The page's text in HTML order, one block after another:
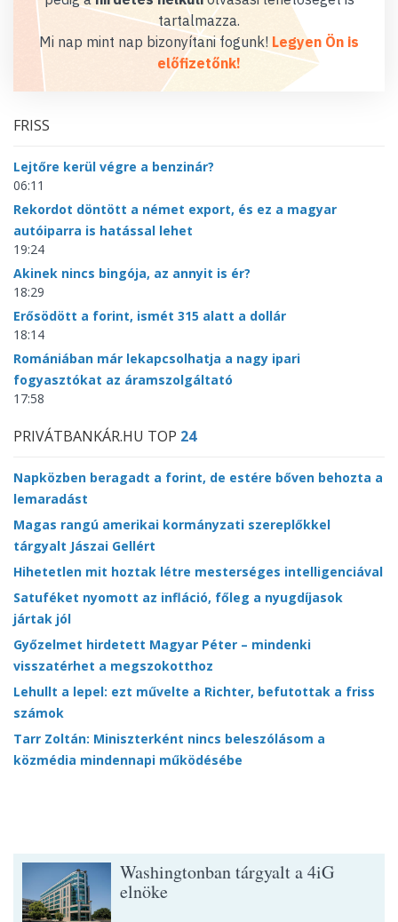
tartalmazza.
Mi nap mint nap bizonyítani fogunk! Legyen Ön is
előfizetőnk!
FRISS
Lejtőre kerül végre a benzinár?
06:11
Rekordot döntött a német export, és ez a magyar
autóiparra is hatással lehet
19:24
Akinek nincs bingója, az annyit is ér?
18:29
Erősödött a forint, ismét 315 alatt a dollár
18:14
Romániában már lekapcsolhatja a nagy ipari
fogyasztókat az áramszolgáltató
17:58
PRIVÁTBANKÁR.HU TOP 24
Napközben beragadt a forint, de estére bőven behozta a
lemaradást
Magas rangú amerikai kormányzati szereplőkkel
tárgyalt Jászai Gellért
Hihetetlen mit hoztak létre mesterséges intelligenciával
Satuféket nyomott az infláció, főleg a nyugdíjasok
jártak jól
Győzelmet hirdetett Magyar Péter – mindenki
visszatérhet a megszokotthoz
Lehullt a lepel: ezt művelte a Richter, befutottak a friss
számok
Tarr Zoltán: Miniszterként nincs beleszólásom a
közmédia mindennapi működésébe
Washingtonban tárgyalt a 4iG
elnöke